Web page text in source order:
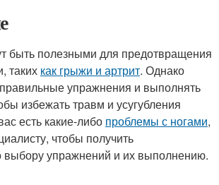
быть полезными для предотвращения
таких как грыжи и артрит. Однако
упражнения и выполнять
избежать травм и усугубления
есть какие-либо проблемы с ногами,
чтобы получить
выбору упражнений и их выполнению.